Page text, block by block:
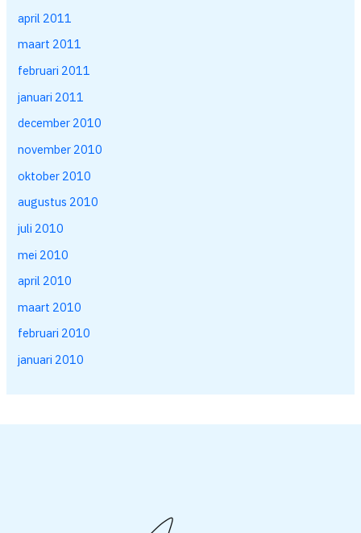
april 2011
maart 2011
februari 2011
januari 2011
december 2010
november 2010
oktober 2010
augustus 2010
juli 2010
mei 2010
april 2010
maart 2010
februari 2010
januari 2010